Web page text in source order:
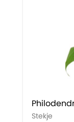
Stekje